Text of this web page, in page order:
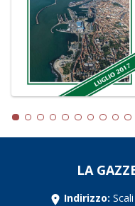
LA
Indirizzo: